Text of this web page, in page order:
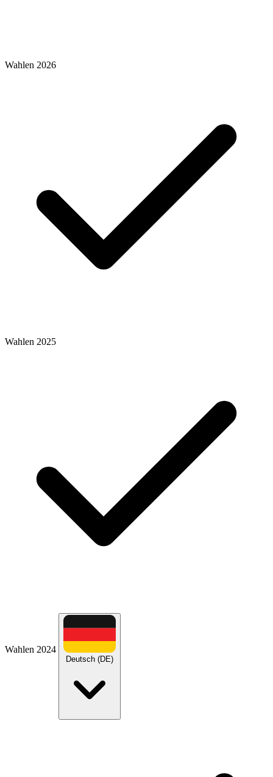
Wahlen 2026
Wahlen 2025
Wahlen 2024
Deutsch (DE)